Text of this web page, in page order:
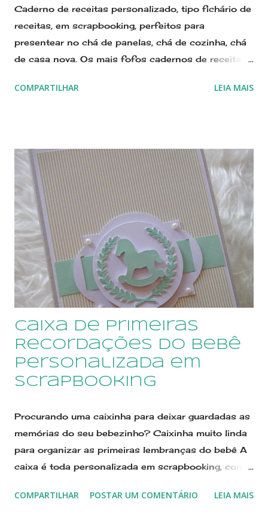
Caderno de receitas personalizado, tipo fichário de
receitas, em scrapbooking, perfeitos para
presentear no chá de panelas, chá de cozinha, chá
de casa nova. Os mais fofos cadernos de receitas
Receitas Amor no Papel são perfeitos para
perfeitos para presentear uma noiva, em chá de
panelas, chá de cozinha, para quem está montando
uma casa nova, ou indo para o seu primeiro lar. É
uma forma prática e linda de guardar suas receitas
preferidas, como em um caderno de receitas
personalizado ou um livro de receitas
personalizado. Pode ser personalizado em diversas
combinações de cores combinando com a sua
cozinha e ao seu gosto. Miolo impresso em
gráfica, em papel de alta qualidade. Consulte todos
os preços e confira todos os modelos de cadernos
de receitas pe...
COMPARTILHAR LEIA MAIS
Caixa de Primeiras
Recordações do Bebê
Personalizada em
Scrapbooking
Procurando uma caixinha para deixar guardadas as
memórias do seu bebezinho? Caixinha muito linda
para organizar as primeiras lembranças do bebê A
caixa é toda personalizada em scrapbooking, com
as imagens e letras A mamãe terá onde guardar a
COMPARTILHAR POSTAR UM COMENTÁRIO LEIA MAIS